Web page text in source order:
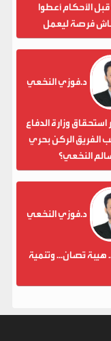
الأحكام أعطوا
فرصة ليعمل
د.فوزي النخعي
وزارة الدفاع
الفريق الركن بحري
النخعي؟
د.فوزي النخعي
هيبة تُصان... وتنمية